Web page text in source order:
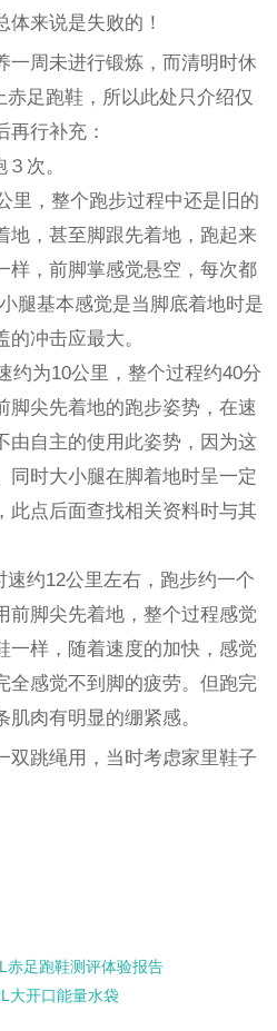
体来说是失败的！
一周未进行锻炼，而清明时休
足跑鞋，所以此处只介绍仅
行补充：
次。
里，整个跑步过程中还是旧的
地，甚至脚跟先着地，跑起来
样，前脚掌感觉悬空，每次都
腿基本感觉是当脚底着地时是
冲击应最大。
约为10公里，整个过程约40分
脚尖先着地的跑步姿势，在速
由自主的使用此姿势，因为这
同时大小腿在脚着地时呈一定
此点后面查找相关资料时与其
约12公里左右，跑步约一个
前脚尖先着地，整个过程感觉
一样，随着速度的加快，感觉
全感觉不到脚的疲劳。但跑完
肉有明显的绷紧感。
双跳绳用，当时考虑家里鞋子
足跑鞋测评体验报告
大开口能量水袋